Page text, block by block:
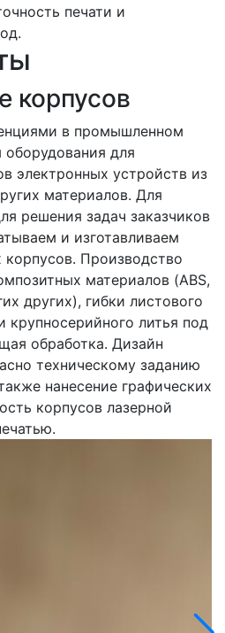
печати и
корпусов
в промышленном
для
электронных устройств из
материалов. Для
решения задач заказчиков
и изготавливаем
Производство
материалов (ABS,
других), гибки листового
крупносерийного литья под
обработка. Дизайн
техническому заданию
нанесение графических
корпусов лазерной